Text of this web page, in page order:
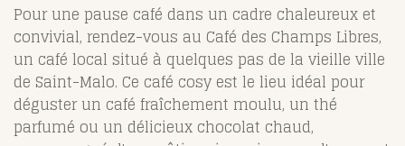
Pour une pause café dans un cadre chaleureux et
convivial, rendez-vous au Café des Champs Libres,
un café local situé à quelques pas de la vieille ville
de Saint-Malo. Ce café cosy est le lieu idéal pour
déguster un café fraîchement moulu, un thé
parfumé ou un délicieux chocolat chaud,